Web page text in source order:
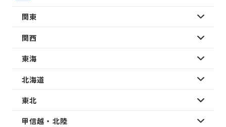
関東
関西
東海
北海道
東北
甲信越・北陸